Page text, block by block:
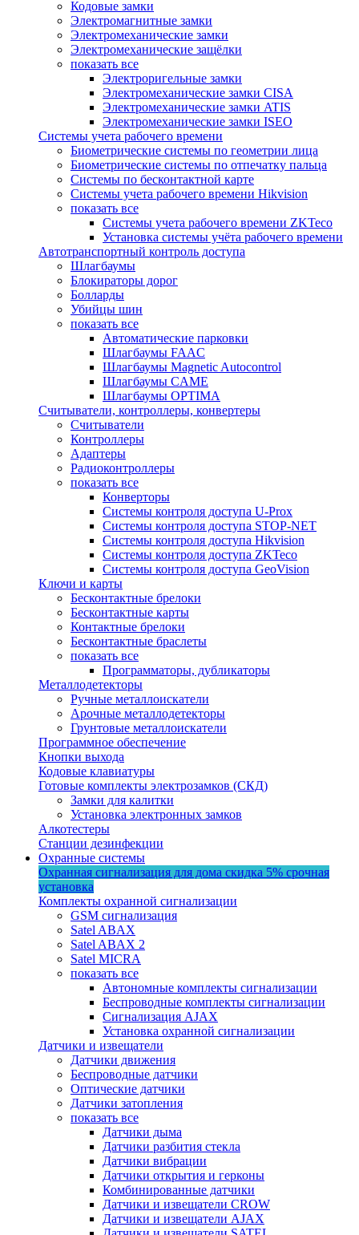
Кодовые замки
Электромагнитные замки
Электромеханические замки
Электромеханические защёлки
показать все
Электроригельные замки
Электромеханические замки CISA
Электромеханические замки ATIS
Электромеханические замки ISEO
Системы учета рабочего времени
Биометрические системы по геометрии лица
Биометрические системы по отпечатку пальца
Системы по бесконтактной карте
Системы учета рабочего времени Hikvision
показать все
Системы учета рабочего времени ZKTeco
Установка системы учёта рабочего времени
Автотранспортный контроль доступа
Шлагбаумы
Блокираторы дорог
Болларды
Убийцы шин
показать все
Автоматические парковки
Шлагбаумы FAAC
Шлагбаумы Magnetic Autocontrol
Шлагбаумы CAME
Шлагбаумы OPTIMA
Считыватели, контроллеры, конвертеры
Считыватели
Контроллеры
Адаптеры
Радиоконтроллеры
показать все
Конверторы
Системы контроля доступа U-Prox
Системы контроля доступа STOP-NET
Системы контроля доступа Hikvision
Системы контроля доступа ZKTeco
Системы контроля доступа GeoVision
Ключи и карты
Бесконтактные брелоки
Бесконтактные карты
Контактные брелоки
Бесконтактные браслеты
показать все
Программаторы, дубликаторы
Металлодетекторы
Ручные металлоискатели
Арочные металлодетекторы
Грунтовые металлоискатели
Программное обеспечение
Кнопки выхода
Кодовые клавиатуры
Готовые комплекты электрозамков (СКД)
Замки для калитки
Установка электронных замков
Алкотестеры
Станции дезинфекции
Охранные системы
Охранная сигнализация для дома скидка 5% срочная
установка
Комплекты охранной сигнализации
GSM сигнализация
Satel ABAX
Satel ABAX 2
Satel MICRA
показать все
Автономные комплекты сигнализации
Беспроводные комплекты сигнализации
Сигнализация AJAX
Установка охранной сигнализации
Датчики и извещатели
Датчики движения
Беспроводные датчики
Оптические датчики
Датчики затопления
показать все
Датчики дыма
Датчики разбития стекла
Датчики вибрации
Датчики открытия и герконы
Комбинированные датчики
Датчики и извещатели CROW
Датчики и извещатели AJAX